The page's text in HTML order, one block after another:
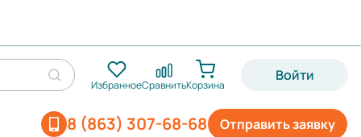
ИзбранноеСравнитьКорзина
Войти
Отправить заявку
8 (863) 307-68-68